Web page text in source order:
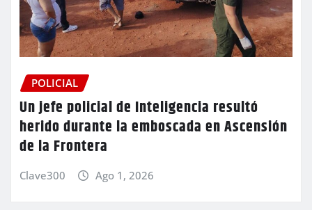
POLICIAL
Un jefe policial de Inteligencia resultó
herido durante la emboscada en Ascensión
de la Frontera
Clave300 Ago 1, 2026